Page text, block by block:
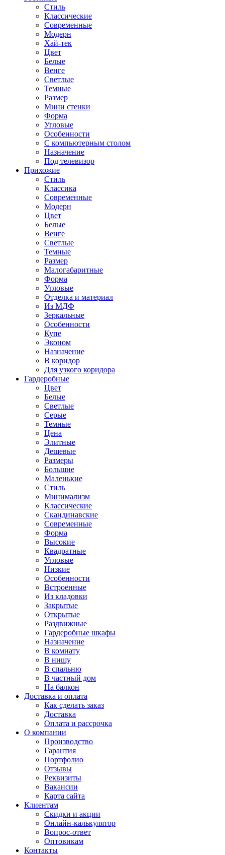
Стиль
Классические
Современные
Модерн
Хай-тек
Цвет
Белые
Венге
Светлые
Темные
Размер
Мини стенки
Форма
Угловые
Особенности
С компьютерным столом
Назначение
Под телевизор
Прихожие
Стиль
Классика
Современные
Модерн
Цвет
Белые
Венге
Светлые
Темные
Размер
Малогабаритные
Форма
Угловые
Отделка и материал
Из МДФ
Зеркальные
Особенности
Купе
Эконом
Назначение
В коридор
Для узкого коридора
Гардеробные
Цвет
Белые
Светлые
Серые
Темные
Цена
Элитные
Дешевые
Размеры
Большие
Маленькие
Стиль
Минимализм
Классические
Скандинавские
Современные
Форма
Высокие
Квадратные
Угловые
Низкие
Особенности
Встроенные
Из кладовки
Закрытые
Открытые
Раздвижные
Гардеробные шкафы
Назначение
В комнату
В нишу
В спальню
В частный дом
На балкон
Доставка и оплата
Как сделать заказ
Доставка
Оплата и рассрочка
О компании
Производство
Гарантия
Портфолио
Отзывы
Реквизиты
Вакансии
Карта сайта
Клиентам
Скидки и акции
Онлайн-калькулятор
Вопрос-ответ
Оптовикам
Контакты